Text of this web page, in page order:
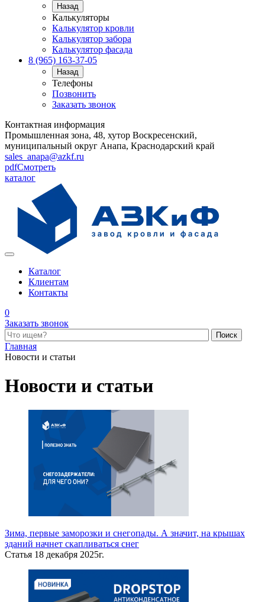
Назад
Калькуляторы
Калькулятор кровли
Калькулятор забора
Калькулятор фасада
8 (965) 163-37-05
Назад
Телефоны
Позвонить
Заказать звонок
Контактная информация
Промышленная зона, 48, хутор Воскресенский,
муниципальный округ Анапа, Краснодарский край
sales_anapa@azkf.ru
pdfСмотреть
каталог
Каталог
Клиентам
Контакты
0
Заказать звонок
Поиск по каталогу
Главная
Новости и статьи
Новости и статьи
Зима, первые заморозки и снегопады. А значит, на крышах
зданий начнет скапливаться снег
Статья 18 декабря 2025г.